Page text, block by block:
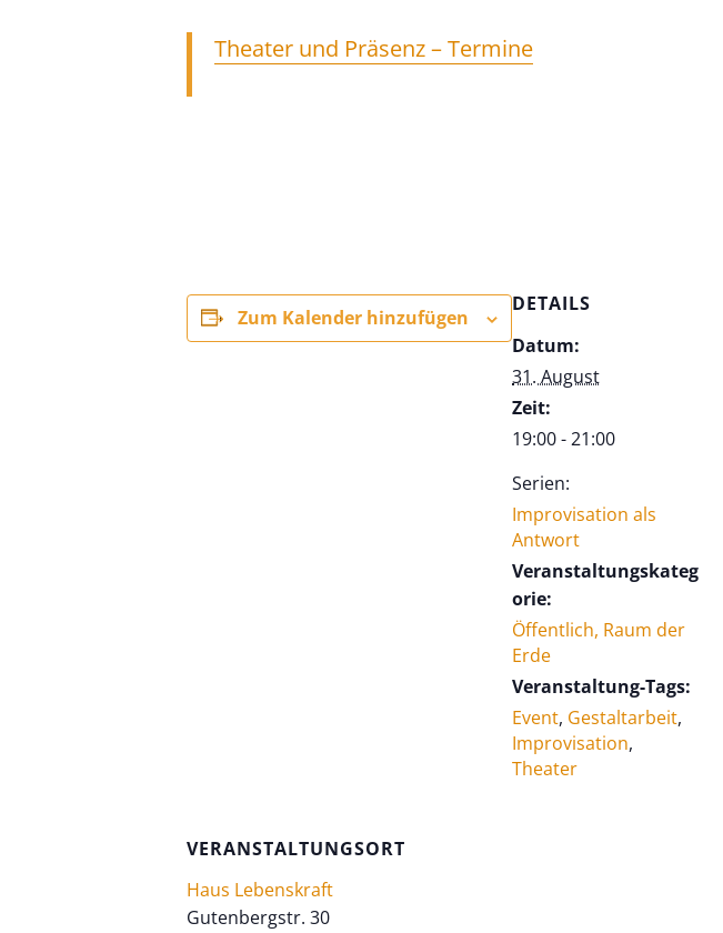
Theater und Präsenz – Termine
Zum Kalender hinzufügen
DETAILS
Datum:
31. August
Zeit:
19:00 - 21:00
Serien:
Improvisation als
Antwort
Veranstaltungskateg
orie:
Öffentlich, Raum der
Erde
Veranstaltung-Tags:
Event, Gestaltarbeit,
Improvisation,
Theater
VERANSTALTUNGSORT
Haus Lebenskraft
Gutenbergstr. 30